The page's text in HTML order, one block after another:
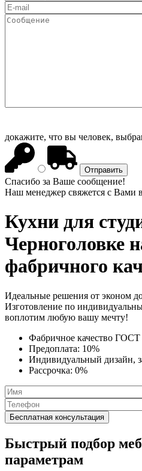
докажите, что вы человек,
Спасибо за Ваше сообщение!
Наш менеджер свяжется с Вами
Кухни для
Черноголовке
фабричного
Идеальные решения от эконом
Изготовление по
воплотим любую вашу мечту!
Фабричное качество ГОСТ
Предоплата: 10%
Индивидуальный дизайн,
Рассрочка: 0%
Быстрый подбор
параметрам